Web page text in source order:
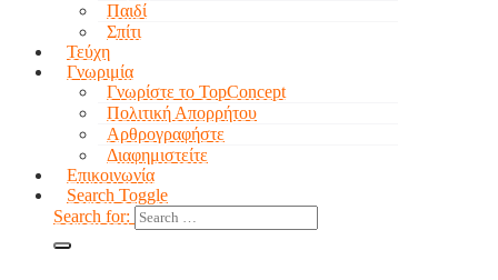
Παιδί
Σπίτι
Τεύχη
Γνωριμία
Γνωρίστε το TopConcept
Πολιτική Απορρήτου
Αρθρογραφήστε
Διαφημιστείτε
Επικοινωνία
Search Toggle
Search for: